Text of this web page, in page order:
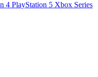
4 PlayStation 5 Xbox Series